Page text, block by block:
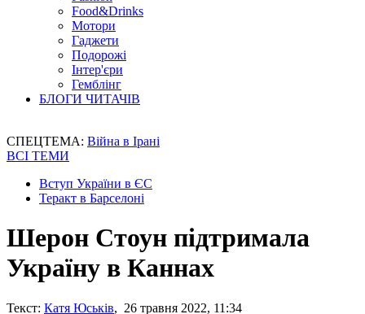
Food&Drinks
Мотори
Гаджети
Подорожі
Інтер'єри
Гемблінг
БЛОГИ ЧИТАЧІВ
СПЕЦТЕМА: Війна в Ірані
ВСІ ТЕМИ
Вступ України в ЄС
Теракт в Барселоні
Шерон Стоун підтримала
Україну в Каннах
Текст: Катя Юськів, 26 травня 2022, 11:34